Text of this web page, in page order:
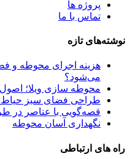
پروژه ها
تماس با ما
تازه
هزینه اجرای محوطه و فضای
می‌شود؟
محوطه سازی ویلا؛ اصول علمی
طراحی فضای سبز حیاط؛
قصه‌گویی با عناصر در طراحی
نگهداری آسان محوطه
ارتباطی